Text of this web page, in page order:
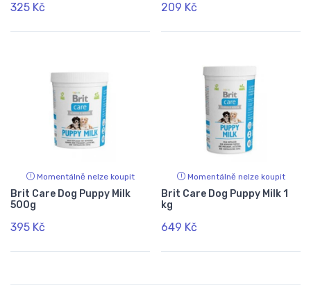
325 Kč 209 Kč
Momentálně nelze koupit
Brit Care Dog Puppy Milk
500g
395 Kč
Momentálně nelze koupit
Brit Care Dog Puppy Milk 1
kg
649 Kč